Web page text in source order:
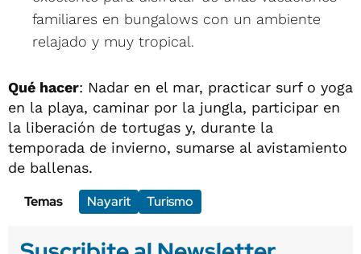
familiares en bungalows con un ambiente
relajado y muy tropical.
Qué hacer: Nadar en el mar, practicar surf o yoga
en la playa, caminar por la jungla, participar en
la liberación de tortugas y, durante la
temporada de invierno, sumarse al avistamiento
de ballenas.
Temas
Nayarit Turismo